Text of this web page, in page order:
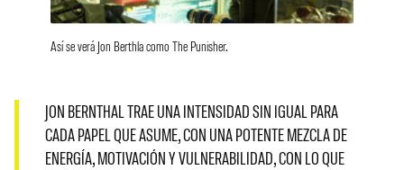
Así se verá Jon Berthla como The Punisher.
JON BERNTHAL TRAE UNA INTENSIDAD SIN IGUAL PARA
CADA PAPEL QUE ASUME, CON UNA POTENTE MEZCLA DE
ENERGÍA, MOTIVACIÓN Y VULNERABILIDAD, CON LO QUE